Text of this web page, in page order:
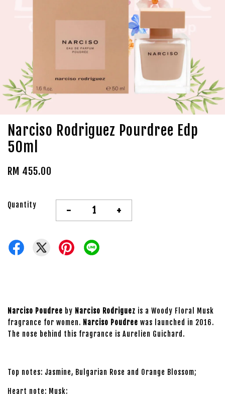
Narciso Rodriguez Pourdree Edp
50ml
RM 455.00
Quantity - +
Narciso Poudree by Narciso Rodriguez is a Woody Floral Musk
fragrance for women. Narciso Poudree was launched in 2016.
The nose behind this fragrance is Aurelien Guichard.
Top notes: Jasmine, Bulgarian Rose and Orange Blossom;
Heart note: Musk;